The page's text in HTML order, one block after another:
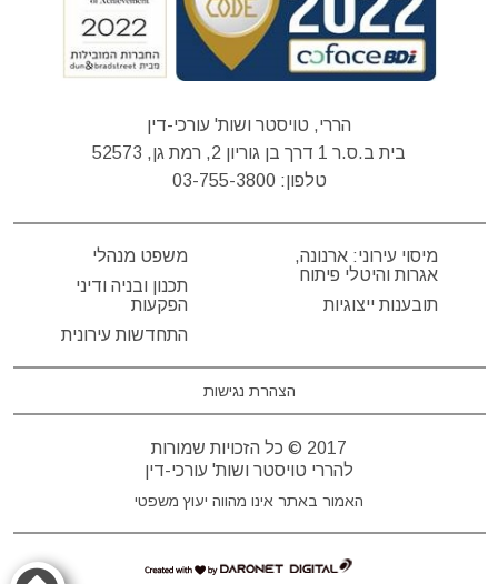
הררי, טויסטר ושות' עורכי-דין
בית ב.ס.ר 1 דרך בן גוריון 2, רמת גן, 52573
טלפון: 03-755-3800
מיסוי עירוני: ארנונה,
אגרות והיטלי פיתוח
תובענות ייצוגיות
משפט מנהלי
תכנון ובניה ודיני
הפקעות
התחדשות עירונית
הצהרת נגישות
2017 © כל הזכויות שמורות
להררי טויסטר ושות' עורכי-דין
האמור באתר אינו מהווה יעוץ משפטי
דרונט